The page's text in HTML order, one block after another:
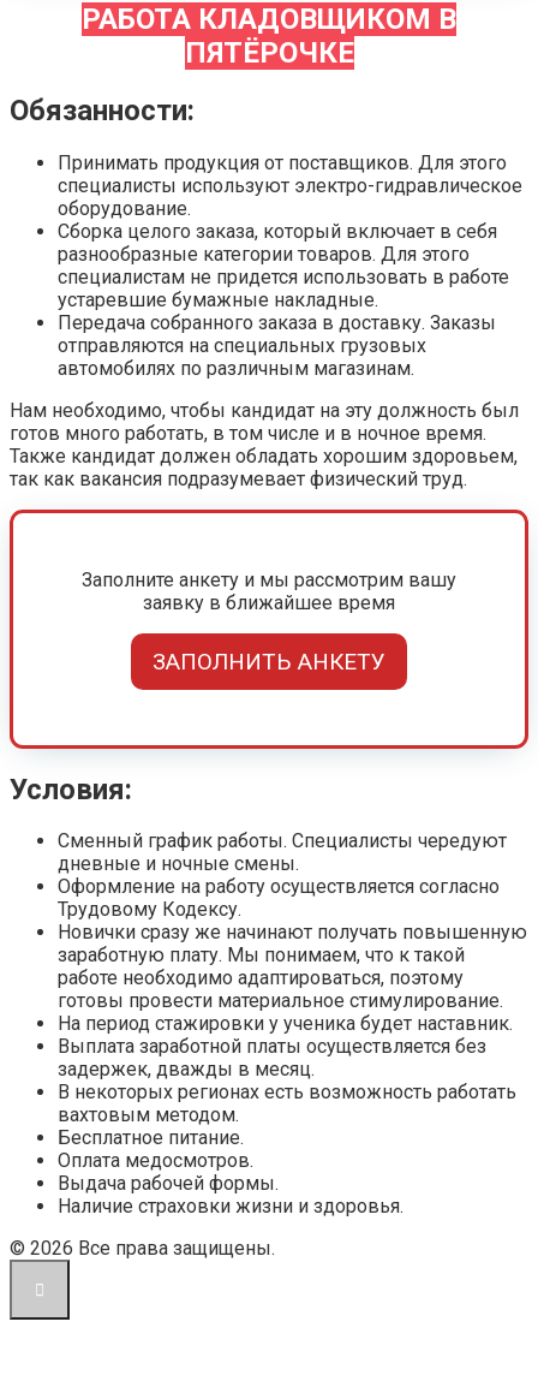
РАБОТА КЛАДОВЩИКОМ В
ПЯТЁРОЧКЕ
Обязанности:
Принимать продукция от поставщиков. Для этого
специалисты используют электро-гидравлическое
оборудование.
Сборка целого заказа, который включает в себя
разнообразные категории товаров. Для этого
специалистам не придется использовать в работе
устаревшие бумажные накладные.
Передача собранного заказа в доставку. Заказы
отправляются на специальных грузовых
автомобилях по различным магазинам.
Нам необходимо, чтобы кандидат на эту должность был
готов много работать, в том числе и в ночное время.
Также кандидат должен обладать хорошим здоровьем,
так как вакансия подразумевает физический труд.
Заполните анкету и мы рассмотрим вашу
заявку в ближайшее время
ЗАПОЛНИТЬ АНКЕТУ
Условия:
Сменный график работы. Специалисты чередуют
дневные и ночные смены.
Оформление на работу осуществляется согласно
Трудовому Кодексу.
Новички сразу же начинают получать повышенную
заработную плату. Мы понимаем, что к такой
работе необходимо адаптироваться, поэтому
готовы провести материальное стимулирование.
На период стажировки у ученика будет наставник.
Выплата заработной платы осуществляется без
задержек, дважды в месяц.
В некоторых регионах есть возможность работать
вахтовым методом.
Бесплатное питание.
Оплата медосмотров.
Выдача рабочей формы.
Наличие страховки жизни и здоровья.
© 2026 Все права защищены.